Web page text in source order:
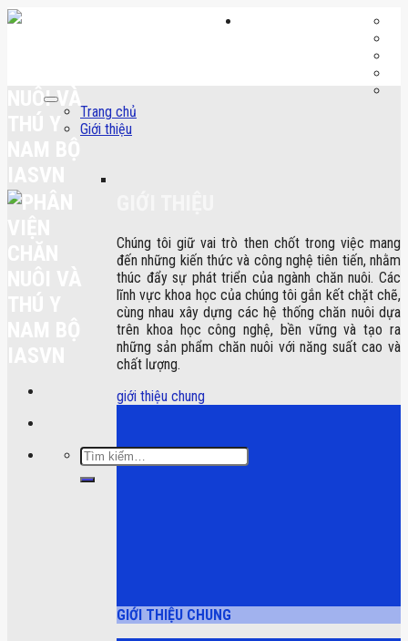
Skip
Tìm
kiếm:
Trang chủ
Giới thiệu
Chúng tôi giữ vai trò then chốt trong việc mang
đến những kiến thức và công nghệ tiên tiến, nhằm
thúc đẩy sự phát triển của ngành chăn nuôi. Các
lĩnh vực khoa học của chúng tôi gắn kết chặt chẽ,
cùng nhau xây dựng các hệ thống chăn nuôi dựa
trên khoa học công nghệ, bền vững và tạo ra
những sản phẩm chăn nuôi với năng suất cao và
chất lượng.
giới thiệu chung
GIỚI THIỆU CHUNG